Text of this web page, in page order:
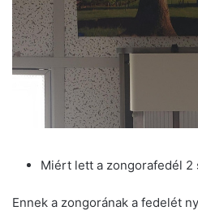
Miért lett a zongorafedél 2
Ennek a zongorának a fedelét